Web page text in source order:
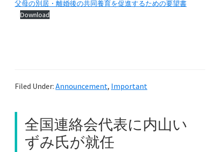
父母の別居・離婚後の共同養育を促進するための要望書
Download
Filed Under: Announcement, Important
全国連絡会代表に内山い
ずみ氏が就任